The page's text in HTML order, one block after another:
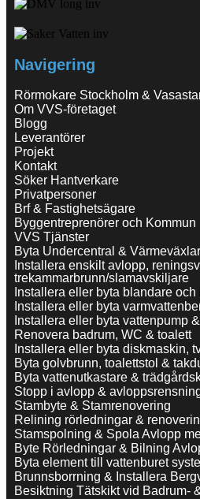
Navigering
Rörmokare Stockholm &
Om VVS-företaget
Blogg
Leverantörer
Projekt
Kontakt
Söker Hantverkare
Privatpersoner
Brf & Fastighetsägare
Byggentreprenörer och Kommun
VVS Tjänster
Byta Undercentral &
Installera enskilt avlopp,
trekammarbrunn/slamavskiljare
Installera eller byta blandare
Installera eller byta
Installera eller byta vattenpump
Renovera badrum, WC & toalett
Installera eller byta diskmaskin,
Byta golvbrunn, toalettstol &
Byta vattenutkastare &
Stopp i avlopp &
Stambyte & Stamrenovering
Relining rörledningar &
Stamspolning & Spola Avlopp
Byte Rörledningar & Bilning
Byta element till vattenburet
Brunnsborrning & Installera
Besiktning Tätskikt vid Badrum-